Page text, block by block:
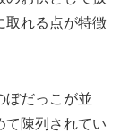
取れる点が特徴
ぼだっこが並
て陳列されてい